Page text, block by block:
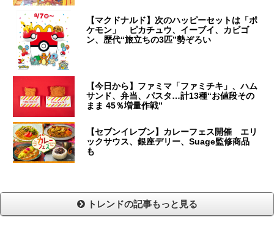
【マクドナルド】次のハッピーセットは「ポ
ケモン」 ピカチュウ、イーブイ、カビゴ
ン、歴代“旅立ちの3匹”勢ぞろい
【今日から】ファミマ「ファミチキ」、ハム
サンド、弁当、パスタ…計13種“お値段その
まま 45％増量作戦”
【セブンイレブン】カレーフェス開催 エリ
ックサウス、銀座デリー、Suage監修商品
も
トレンドの記事もっと見る